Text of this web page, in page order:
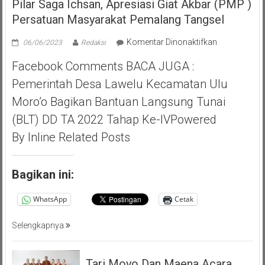
Pilar Saga Ichsan, Apresiasi Giat Akbar (PMP )
Persatuan Masyarakat Pemalang Tangsel
06/06/2023 Redaksi Komentar Dinonaktifkanpada
Ichsan,
Apresiasi
Giat
Facebook Comments BACA JUGA :
Pemerintah Desa Lawelu Kecamatan Ulu
Moro’o Bagikan Bantuan Langsung Tunai
(BLT) DD TA 2022 Tahap Ke-IVPowered
By Inline Related Posts
Bagikan ini:
WhatsApp Cetak
Selengkapnya